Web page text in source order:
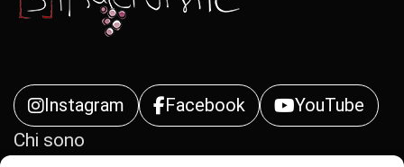
Instagram Facebook
YouTube
Chi sono